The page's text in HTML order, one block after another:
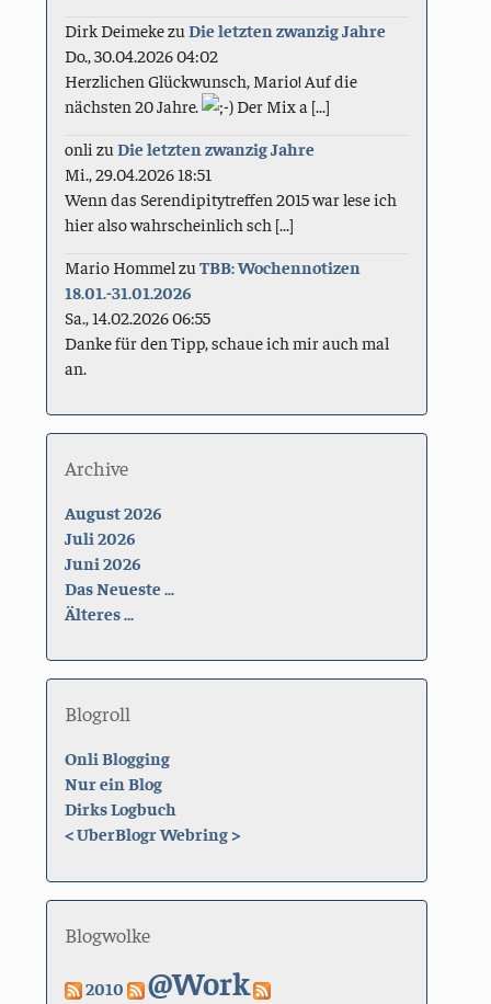
Dirk DeimekezuDie letzten zwanzig Jahre
Do., 30.04.2026 04:02
Herzlichen Glückwunsch, Mario! Auf die
nächsten 20 Jahre.
Der Mix a [...]
onli zuDie letzten zwanzig Jahre
Mi., 29.04.2026 18:51
Wenn das Serendipitytreffen 2015 war lese ich
hier also wahrscheinlich sch [...]
Mario Hommel zuTBB: Wochennotizen
18.01.-31.01.2026
Sa., 14.02.2026 06:55
Danke für den Tipp, schaue ich mir auch mal
an.
Archive
August 2026
Juli 2026
Juni 2026
Das Neueste ...
Älteres ...
Blogroll
Onli Blogging
Nur ein Blog
Dirks Logbuch
<UberBlogr Webring>
Blogwolke
2010 @Work